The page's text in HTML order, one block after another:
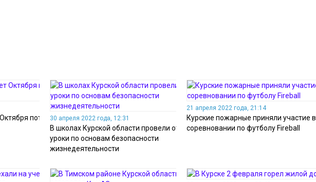
потушили30 апреля 2022 года, 12:31
В школах Курской области провели открытые
уроки по основам безопасности
жизнедеятельности
21 апреля 2022 года, 21:14
Курские пожарные приняли участие в
соревновании по футболу Fireball